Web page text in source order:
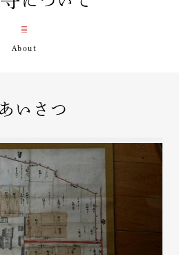
いさつ